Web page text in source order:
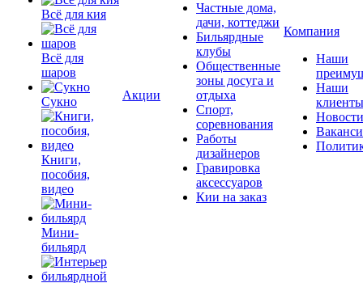
Всё для кия
Всё для
шаров
Сукно
Книги,
пособия,
видео
Мини-
бильярд
Акции
Частные дома,
дачи, коттеджи
Бильярдные
клубы
Общественные
зоны досуга и
отдыха
Спорт,
соревнования
Работы
дизайнеров
Гравировка
аксессуаров
Кии на заказ
Компания
Наши
Наши
клиенты
Новости